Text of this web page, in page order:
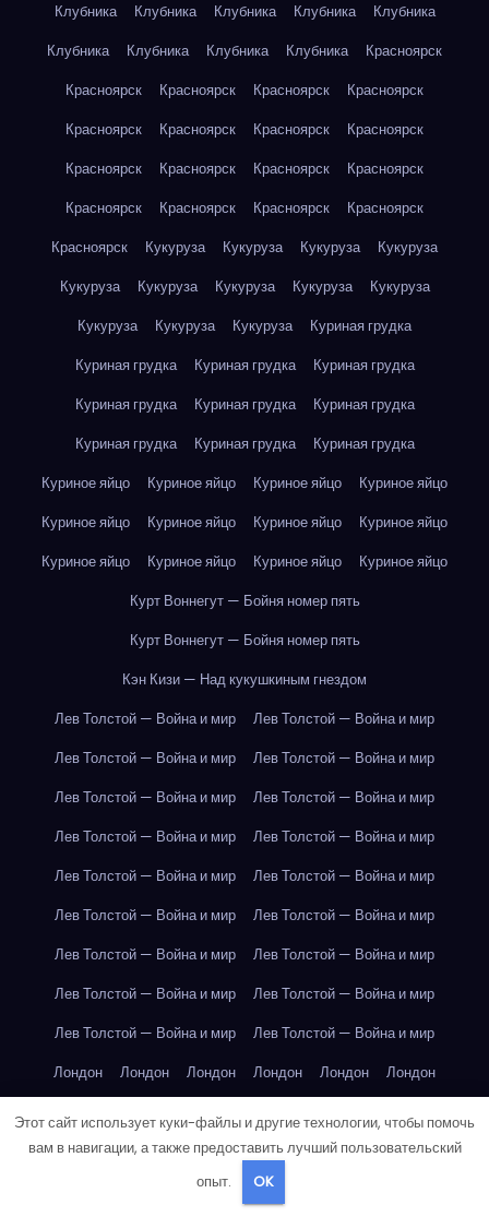
Клубника
Клубника Клубника Клубника
Клубника
Клубника
Клубника Клубника Клубника
Красноярск
Красноярск
Красноярск Красноярск
Красноярск
Красноярск
Красноярск Красноярск
Красноярск
Красноярск
Красноярск Красноярск
Красноярск
Красноярск
Красноярск Красноярск
Красноярск
Красноярск
Кукуруза Кукуруза Кукуруза
Кукуруза
Кукуруза
Кукуруза Кукуруза Кукуруза
Кукуруза
Кукуруза
Кукуруза Кукуруза
Куриная грудка
Куриная грудка
Куриная грудка
Куриная грудка
Куриная грудка
Куриная грудка
Куриная грудка
Куриная грудка
Куриная грудка
Куриная грудка
Куриное яйцо
Куриное яйцо Куриное яйцо
Куриное яйцо
Куриное яйцо
Куриное яйцо Куриное яйцо
Куриное яйцо
Куриное яйцо
Куриное яйцо Куриное яйцо
Куриное яйцо
Курт Воннегут — Бойня номер пять
Курт Воннегут — Бойня номер пять
Кэн Кизи — Над кукушкиным гнездом
Лев Толстой — Война и мир
Лев Толстой — Война и мир
Лев Толстой — Война и мир
Лев Толстой — Война и мир
Лев Толстой — Война и мир
Лев Толстой — Война и мир
Лев Толстой — Война и мир
Лев Толстой — Война и мир
Лев Толстой — Война и мир
Лев Толстой — Война и мир
Лев Толстой — Война и мир
Лев Толстой — Война и мир
Лев Толстой — Война и мир
Лев Толстой — Война и мир
Лев Толстой — Война и мир
Лев Толстой — Война и мир
Лев Толстой — Война и мир
Лев Толстой — Война и мир
Лондон
Лондон Лондон Лондон Лондон
Лондон
Лондон
Лондон
Лондон
Лондон Лондон Лондон Лондон
Лондон
Лондон Лондон
Этот сайт использует куки-файлы и другие технологии, чтобы помочь
вам в навигации, а также предоставить лучший пользовательский
опыт.
OK